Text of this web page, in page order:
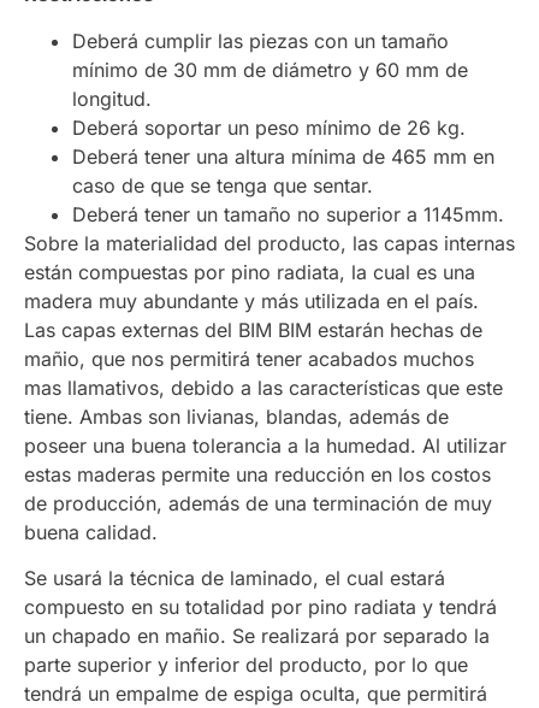
Deberá cumplir las piezas con un tamaño
mínimo de 30 mm de diámetro y 60 mm de
longitud.
Deberá soportar un peso mínimo de 26 kg.
Deberá tener una altura mínima de 465 mm en
caso de que se tenga que sentar.
Deberá tener un tamaño no superior a 1145mm.
Sobre la materialidad del producto, las capas internas
están compuestas por pino radiata, la cual es una
madera muy abundante y más utilizada en el país.
Las capas externas del BIM BIM estarán hechas de
mañio, que nos permitirá tener acabados muchos
mas llamativos, debido a las características que este
tiene. Ambas son livianas, blandas, además de
poseer una buena tolerancia a la humedad. Al utilizar
estas maderas permite una reducción en los costos
de producción, además de una terminación de muy
buena calidad.
Se usará la técnica de laminado, el cual estará
compuesto en su totalidad por pino radiata y tendrá
un chapado en mañio. Se realizará por separado la
parte superior y inferior del producto, por lo que
tendrá un empalme de espiga oculta, que permitirá